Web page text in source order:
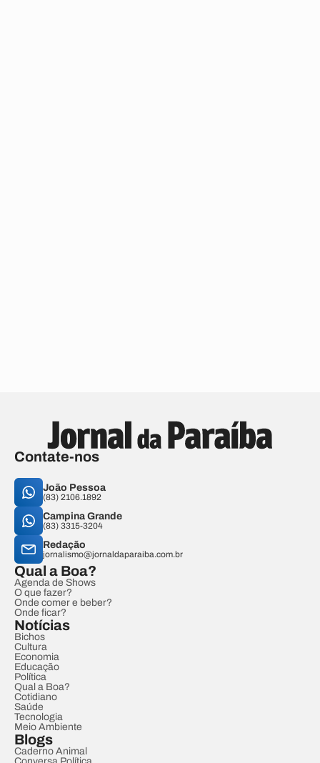
Contate-nos
João Pessoa
(83) 2106.1892
Campina Grande
(83) 3315-3204
Redação
jornalismo@jornaldaparaiba.com.br
Qual a Boa?
Agenda de Shows
O que fazer?
Onde comer e beber?
Onde ficar?
Notícias
Bichos
Cultura
Economia
Educação
Política
Qual a Boa?
Cotidiano
Saúde
Tecnologia
Meio Ambiente
Blogs
Caderno Animal